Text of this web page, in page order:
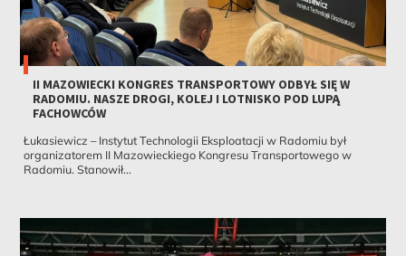
II MAZOWIECKI KONGRES TRANSPORTOWY ODBYŁ SIĘ W
RADOMIU. NASZE DROGI, KOLEJ I LOTNISKO POD LUPĄ
FACHOWCÓW
Łukasiewicz – Instytut Technologii Eksploatacji w Radomiu był
organizatorem II Mazowieckiego Kongresu Transportowego w
Radomiu. Stanowił...